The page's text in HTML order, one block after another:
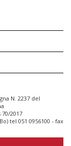
N. 2237 del
2017
tel 051 0956100 - fax